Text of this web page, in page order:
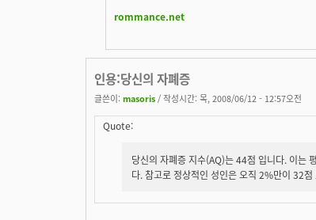
rommance.net
인용:당신의 자폐증
글쓴이: masoris / 작성시간: 목, 2008/06/12 - 12:57오전
Quote:
당신의 자폐증 지수(AQ)는 44점 입니다. 이는
다. 참고로 정상적인 성인은 오직 2%만이 32